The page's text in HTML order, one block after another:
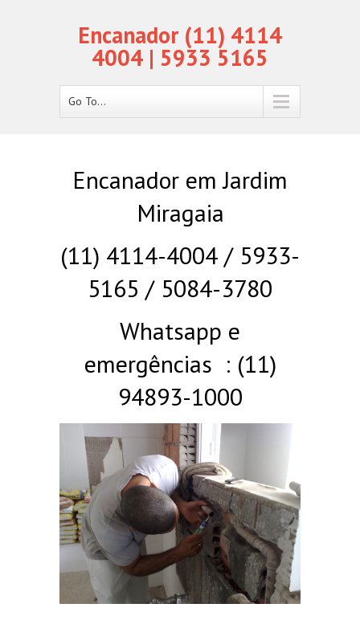
Encanador (11) 4114
4004 | 5933 5165
Go To...
Encanador em Jardim
Miragaia
(11) 4114-4004 / 5933-
5165 / 5084-3780
Whatsapp e
emergências : (11)
94893-1000